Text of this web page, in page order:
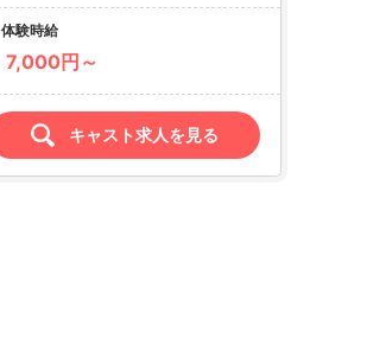
体験時給
7,000円～
キャスト求人を見る